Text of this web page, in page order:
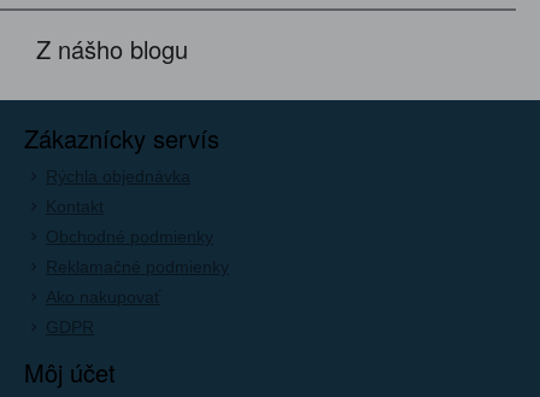
Z nášho blogu
Zákaznícky servís
Rýchla objednávka
Kontakt
Obchodné podmienky
Reklamačné podmienky
Ako nakupovať
GDPR
Môj účet